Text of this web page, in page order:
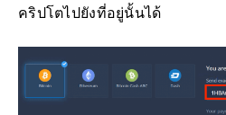
คริปโตไปยังที่อยู่นั้นได้